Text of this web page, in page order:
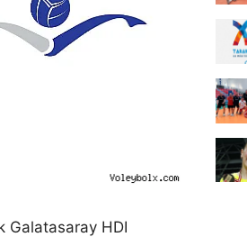
Galatasaray HDI